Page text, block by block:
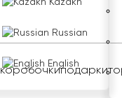
Kazakh
Russian
English
коробочкиподарки